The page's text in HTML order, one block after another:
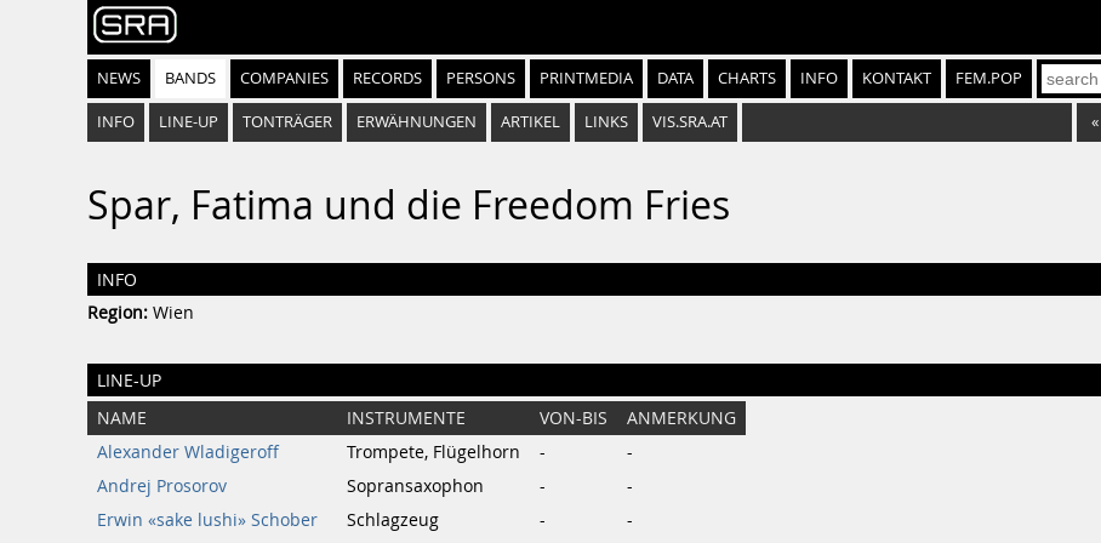
NEWS BANDS COMPANIES RECORDS PERSONS PRINTMEDIA DATA CHARTS INFO KONTAKT FEM.POP
INFO LINE-UP TONTRÄGER ERWÄHNUNGEN ARTIKEL LINKS VIS.SRA.AT «
Spar, Fatima und die Freedom Fries
INFO
Region: Wien
LINE-UP
NAME INSTRUMENTE VON-BIS
ANMERKUNG
Alexander Wladigeroff
Trompete, Flügelhorn -
-
Andrej Prosorov
Sopransaxophon -
-
Erwin «sake lushi» Schober
Schlagzeug -
-